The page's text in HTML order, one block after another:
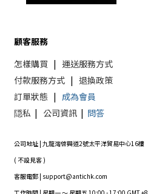
顧客服務
怎樣購買 | 運送服務方式
付款服務方式 | 退換政策
訂單狀態 | 成為會員
隠私 | 公司資訊 | 問答
公司地址 | 九龍灣啓興道2號太平洋貿易中心16樓
( 不設見客 )
客服電郵 | support@antichk.com